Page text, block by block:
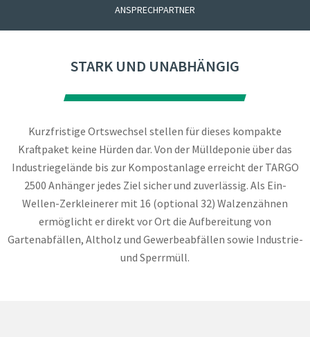
ANSPRECHPARTNER
STARK UND UNABHÄNGIG
Kurzfristige Ortswechsel stellen für dieses kompakte
Kraftpaket keine Hürden dar. Von der Mülldeponie über das
Industriegelände bis zur Kompostanlage erreicht der TARGO
2500 Anhänger jedes Ziel sicher und zuverlässig. Als Ein-
Wellen-Zerkleinerer mit 16 (optional 32) Walzenzähnen
ermöglicht er direkt vor Ort die Aufbereitung von
Gartenabfällen, Altholz und Gewerbeabfällen sowie Industrie-
und Sperrmüll.